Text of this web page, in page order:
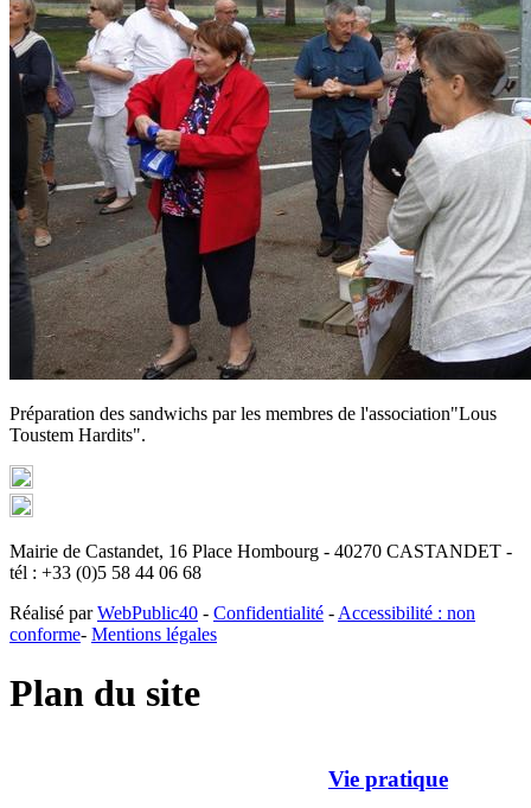
Préparation des sandwichs par les membres de l'association"Lous
Toustem Hardits".
Mairie de Castandet, 16 Place Hombourg - 40270 CASTANDET -
tél : +33 (0)5 58 44 06 68
Réalisé parWebPublic40 - Confidentialité -Accessibilité : non
conforme- Mentions légales
Plan du site
Vie pratique